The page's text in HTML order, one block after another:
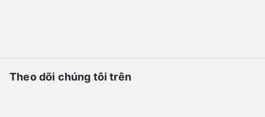
Theo dõi chúng tôi trên